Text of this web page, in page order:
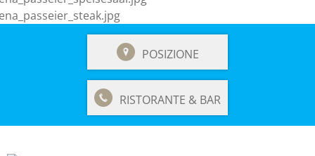
POSIZIONE
RISTORANTE & BAR